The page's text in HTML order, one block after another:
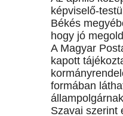
képviselő-
Békés
hogy jó
A Magyar
kapott
formában
Szavai szerint